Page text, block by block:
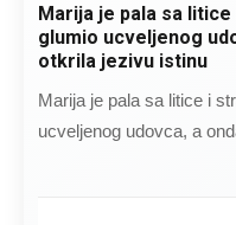
Marija je pala sa
glumio ucveljenog
otkrila jezivu istinu
Marija je pala sa litice i
ucveljenog udovca, a